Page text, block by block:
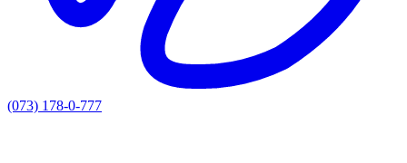
(073) 178-0-777